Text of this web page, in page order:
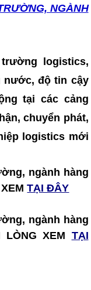
NGÀNH
logistics,
nước, độ tin cậy
tại các cảng
chuyển phát,
logistics mới
ngành hàng
XEMTẠI ĐÂY
ngành hàng
XEM TẠI